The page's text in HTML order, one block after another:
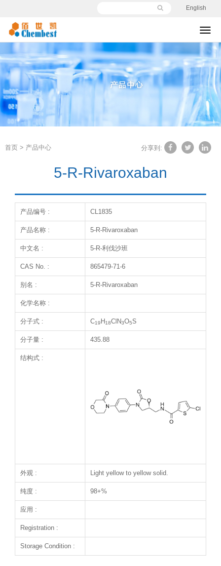
English
切
换
导
航
首页 > 产品中心 分享到:
5-R-Rivaroxaban
产品编号 : CL1835
产品名称 : 5-R-Rivaroxaban
中文名 : 5-R-利伐沙班
CAS No. : 865479-71-6
别名 : 5-R-Rivaroxaban
化学名称 :
分子式 : C19 H18ClN3O5S
分子量 : 435.88
结构式 :
外观 : Light yellow to yellow solid.
纯度 : 98+%
应用 :
Registration :
Storage Condition :